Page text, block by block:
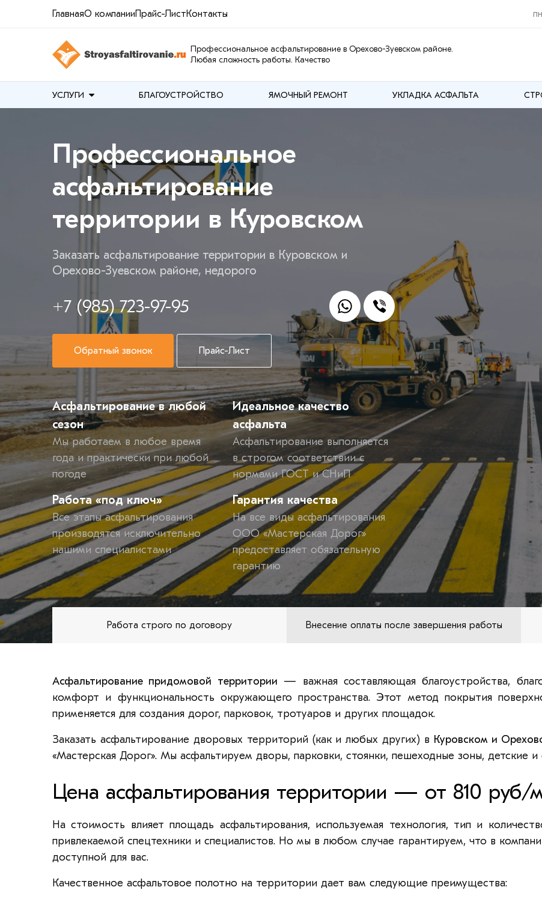
ГлавнаяО компанииПрайс-ЛистКонтакты
Профессиональное асфальтирование в Орехово-Зуевском районе.
Любая сложность работы. Качество
УСЛУГИ БЛАГОУСТРОЙСТВО ЯМОЧНЫЙ РЕМОНТ УКЛАДКА АСФАЛЬТА
Профессиональное
асфальтирование
территории в Куровском
Заказать асфальтирование территории в Куровском и
Орехово-Зуевском районе, недорого
+7 (985) 723-97-95
Обратный звонок Прайс-Лист
Асфальтирование в любой
сезон
Мы работаем в любое время
года и практически при любой
погоде
Идеальное качество
асфальта
Асфальтирование выполняется
в строгом соответствии с
нормами ГОСТ и СНиП
Работа «под ключ»
Все этапы асфальтирования
производятся исключительно
нашими специалистами
Гарантия качества
На все виды асфальтирования
ООО «Мастерская Дорог»
предоставляет обязательную
гарантию
Работа строго по договору Внесение оплаты после завершения работы
Асфальтирование придомовой территории — важная составляющая благоустройства,
комфорт и функциональность окружающего пространства. Этот метод покрытия
применяется для создания дорог, парковок, тротуаров и других площадок.
Заказать асфальтирование дворовых территорий (как и любых других) в Куровском и
«Мастерская Дорог». Мы асфальтируем дворы, парковки, стоянки, пешеходные зоны, детские
Цена асфальтирования территории — от 810 руб/
На стоимость влияет площадь асфальтирования, используемая технология, тип и
привлекаемой спецтехники и специалистов. Но мы в любом случае гарантируем, что в
доступной для вас.
Качественное асфальтовое полотно на территории дает вам следующие преимущества: